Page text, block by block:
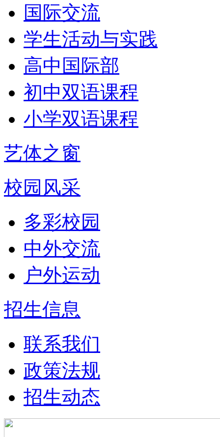
国际交流
学生活动与实践
高中国际部
初中双语课程
小学双语课程
艺体之窗
校园风采
多彩校园
中外交流
户外运动
招生信息
联系我们
政策法规
招生动态